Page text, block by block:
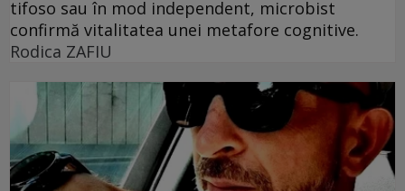
tifoso sau în mod independent, microbist
confirmă vitalitatea unei metafore cognitive.
Rodica ZAFIU